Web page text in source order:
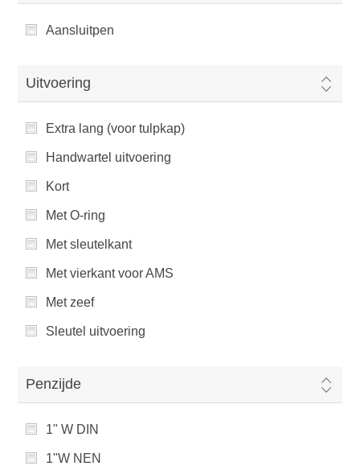
Aansluitpen
Uitvoering
Extra lang (voor tulpkap)
Handwartel uitvoering
Kort
Met O-ring
Met sleutelkant
Met vierkant voor AMS
Met zeef
Sleutel uitvoering
Penzijde
1" W DIN
1"W NEN